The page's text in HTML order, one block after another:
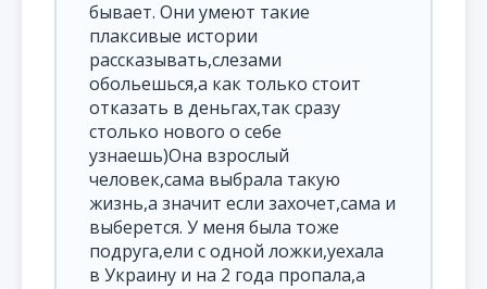
бывает. Они умеют такие
плаксивые истории
рассказывать,слезами
обольешься,а как только стоит
отказать в деньгах,так сразу
столько нового о себе
узнаешь)Она взрослый
человек,сама выбрала такую
жизнь,а значит если захочет,сама и
выберется. У меня была тоже
подруга,ели с одной ложки,уехала
в Украину и на 2 года пропала,а